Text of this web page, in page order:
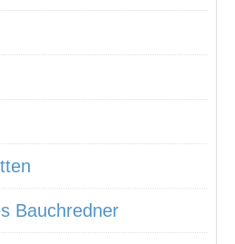
Bauchredner